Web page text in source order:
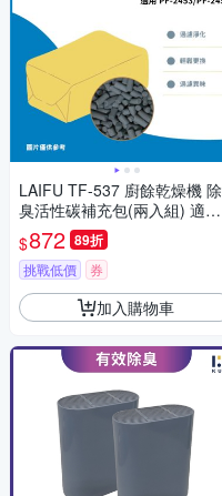
LAIFU TF-537 廚餘乾燥機 除
臭活性碳補充包(兩入組) 適用
廚餘機
$872 89折
挑戰低價 券
加入購物車